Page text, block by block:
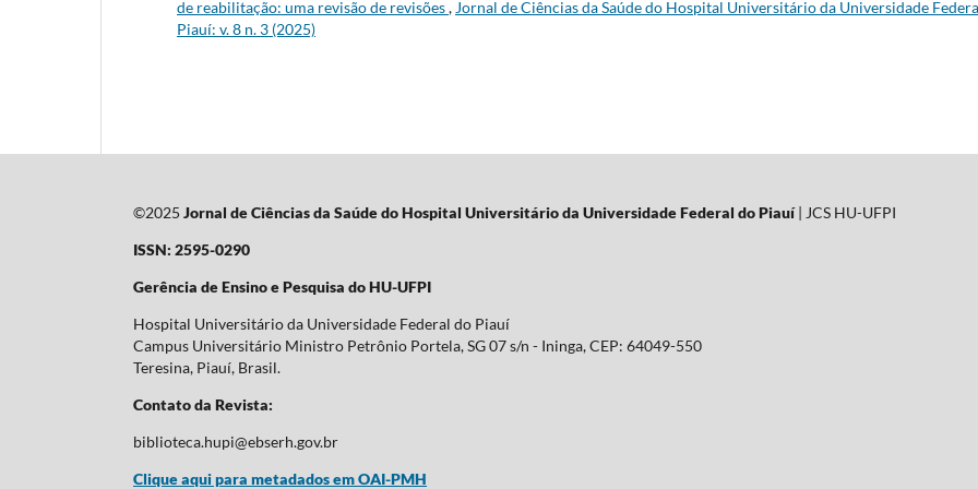
de reabilitação: uma revisão de revisões, Jornal de Ciências da Saúde do Hospital Universitário da Universidade
Piauí: v. 8 n. 3 (2025)
©2025 Jornal de Ciências da Saúde do Hospital Universitário da Universidade Federal do Piauí| JCS HU-UFPI
ISSN: 2595-0290
Gerência de Ensino e Pesquisa do HU-UFPI
Hospital Universitário da Universidade Federal do Piauí
Campus Universitário Ministro Petrônio Portela, SG 07 s/n - Ininga, CEP: 64049-550
Teresina, Piauí, Brasil.
Contato da Revista:
biblioteca.hupi@ebserh.gov.br
Clique aqui para metadados em OAI-PMH